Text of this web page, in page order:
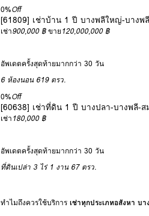
0%Off
[61809] เช่าบ้าน 1 ปี บางพลีใหญ่-บางพ
เช่า900,000 ฿ ขาย120,000,000 ฿
อัพเดตครั้งสุดท้ายมากกว่า 30 วัน
6 ห้องนอน 619 ตรว.
0%Off
[60638] เช่าที่ดิน 1 ปี บางปลา-บางพลี-ส
เช่า180,000 ฿
อัพเดตครั้งสุดท้ายมากกว่า 30 วัน
ที่ดินเปล่า 3 ไร่ 1 งาน 67 ตรว.
ทำไมถึงควรใช้บริการ เช่าทุกประเภทอสังหา บ